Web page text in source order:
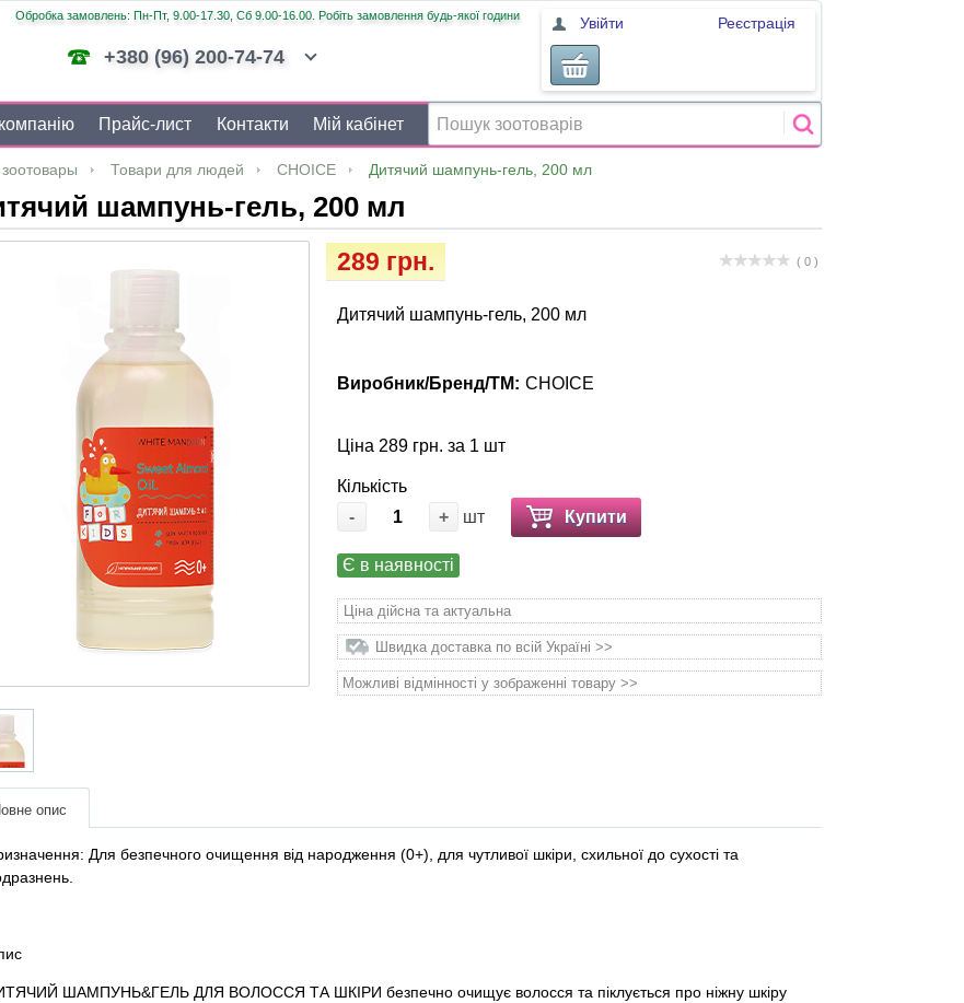
Обробка замовлень: Пн-Пт, 9.00-17.30, Сб 9.00-16.00. Робіть замовлення будь-якої години
+380 (96) 200-74-74
Увійти Реєстрація
Прайс-лист Контакти Мій кабінет
Товари для людей CHOICE Дитячий шампунь-гель, 200 мл
шампунь-гель, 200 мл
( 0 )
289 грн.
Дитячий шампунь-гель, 200 мл
Виробник/Бренд/ТМ: CHOICE
Ціна 289 грн. за 1 шт
Кількість
-
+ шт Купити
Є в наявності
Ціна дійсна та актуальна
Швидка доставка по всій Україні >>
Можливі відмінності у зображенні товару >>
опис
Для безпечного очищення від народження (0+), для чутливої ​​шкіри, схильної до сухості та
ШАМПУНЬ&ГЕЛЬ ДЛЯ ВОЛОССЯ ТА ШКІРИ безпечно очищує волосся та піклується про ніжну шкіру